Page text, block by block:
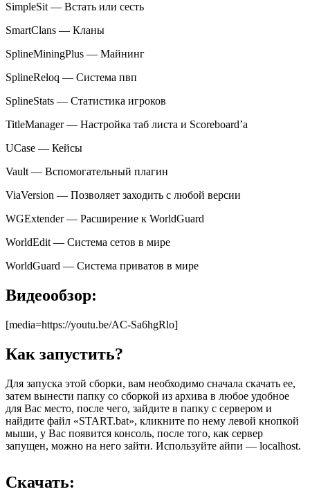
SimpleSit — Встать или сесть
SmartClans — Кланы
SplineMiningPlus — Майнинг
SplineReloq — Система пвп
SplineStats — Статистика игроков
TitleManager — Настройка таб листа и Scoreboard’a
UCase — Кейсы
Vault — Вспомогательный плагин
ViaVersion — Позволяет заходить с любой версии
WGExtender — Расширение к WorldGuard
WorldEdit — Система сетов в мире
WorldGuard — Система приватов в мире
Видеообзор:
[media=https://youtu.be/AC-Sa6hgRlo]
Как запустить?
Для запуска этой сборки, вам необходимо сначала скачать ее,
затем вынести папку со сборкой из архива в любое удобное
для Вас место, после чего, зайдите в папку с сервером и
найдите файл «START.bat», кликните по нему левой кнопкой
мыши, у Вас появится консоль, после того, как сервер
запущен, можно на него зайти. Используйте айпи — localhost.
Скачать: